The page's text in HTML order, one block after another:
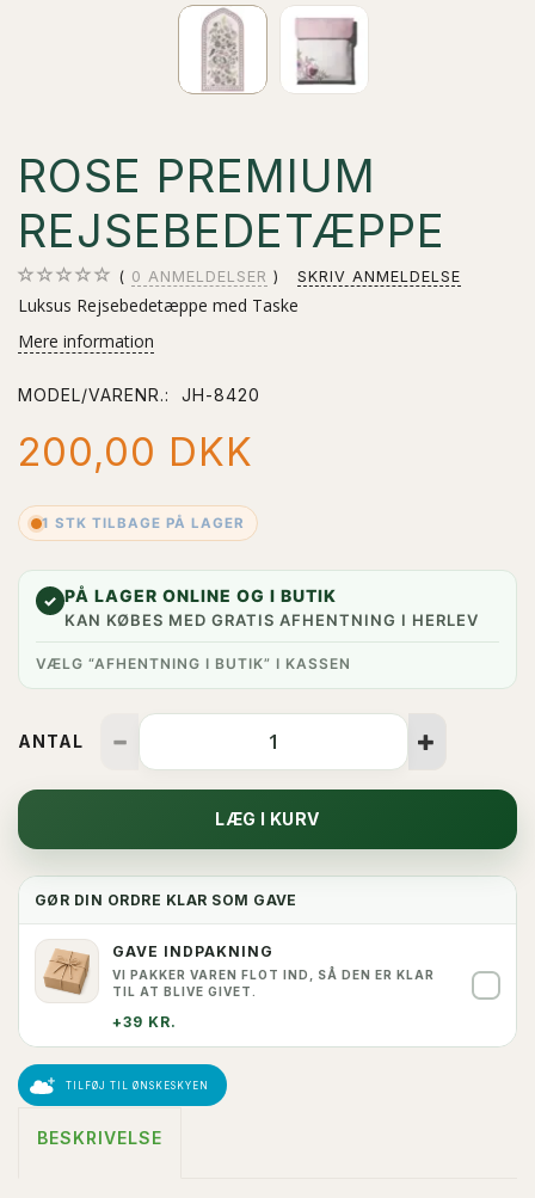
ROSE PREMIUM
REJSEBEDETÆPPE
0 ANMELDELSER SKRIV ANMELDELSE
Luksus Rejsebedetæppe med Taske
Mere information
MODEL/VARENR.: JH-8420
200,00 DKK
1 STK TILBAGE PÅ LAGER
✓ PÅ LAGER ONLINE OG I BUTIK
KAN KØBES MED GRATIS AFHENTNING I HERLEV
VÆLG “AFHENTNING I BUTIK” I KASSEN
ANTAL
LÆG I KURV
GØR DIN ORDRE KLAR SOM GAVE
GAVE INDPAKNING
VI PAKKER VAREN FLOT IND, SÅ DEN ER KLAR
TIL AT BLIVE GIVET.
+39 KR.
TILFØJ TIL ØNSKESKYEN
BESKRIVELSE